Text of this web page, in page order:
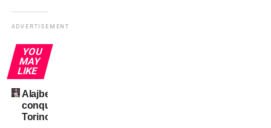
ADVERTISEMENT
YOU
MAY
LIKE
Alajbegovic
conquista
Torino